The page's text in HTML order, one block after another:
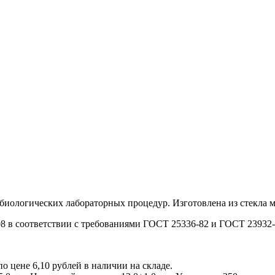
лабораторных процедур. Изготовлена из
в соответствии с требованиями ГОСТ 25336-82 и ГОСТ
цене 6,10 рублей в наличии на складе.